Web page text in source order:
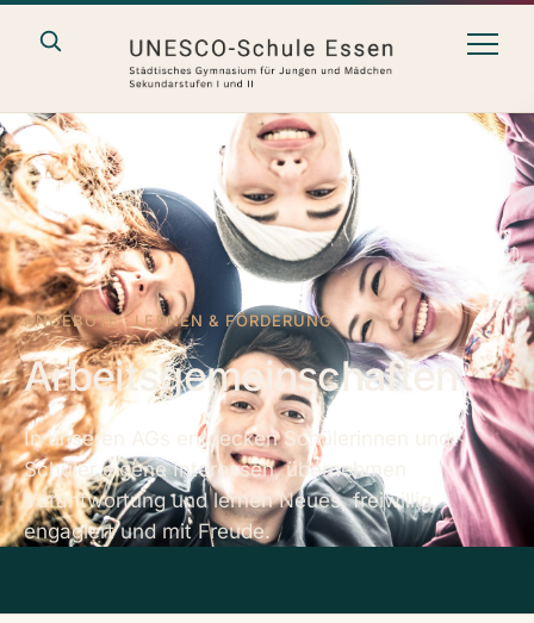
ANGEBOTE · LERNEN & FÖRDERUNG
Arbeitsgemeinschaften
In unseren AGs entdecken Schülerinnen und
Schüler eigene Interessen, übernehmen
Verantwortung und lernen Neues, freiwillig,
engagiert und mit Freude.